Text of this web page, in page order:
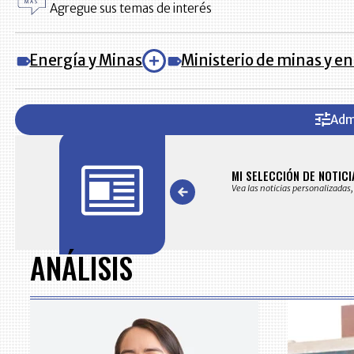
Agregue sus temas de interés
Energía y Minas Ministerio de minas y
noticias seleccionadas por nuestro equipo editorial MI SELECCIÓN DE
Vea las noticias
ANÁLISIS